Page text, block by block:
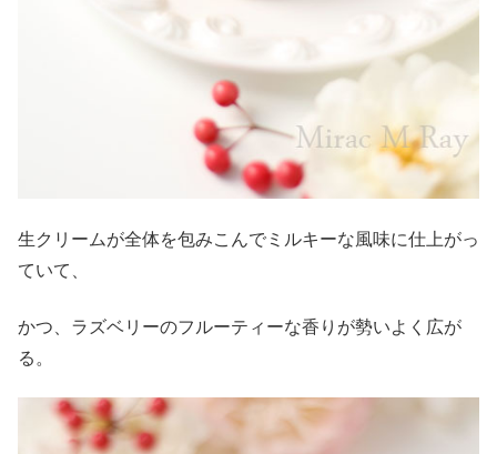
生クリームが全体を包みこんでミルキーな風味に仕上がっ
ていて、
かつ、ラズベリーのフルーティーな香りが勢いよく広が
る。